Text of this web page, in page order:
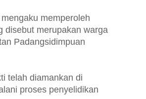
memperoleh
disebut merupakan warga
Padangsidimpuan
telah diamankan di
proses penyelidikan